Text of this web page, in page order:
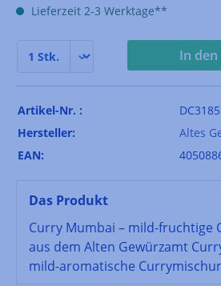
Lieferzeit 2-3 Werktage**
In
Artikel-Nr. :
DC3185
Hersteller:
Altes
EAN:
Das Produkt
Curry Mumbai – mild-fruchtige
aus dem Alten Gewürzamt
mild-aromatische